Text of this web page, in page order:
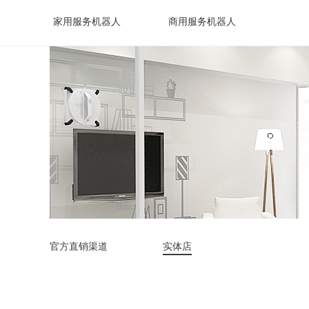
家用服务机器人 商用服务机器人
官方直销渠道 实体店